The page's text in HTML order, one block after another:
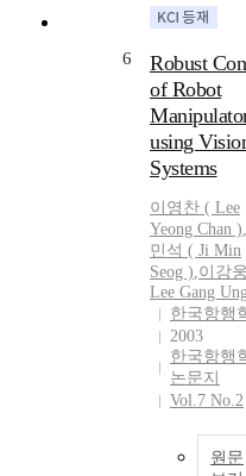
6
Robust
of Robot
using
Systems
이영찬 ( Lee
Yeong Chan ),
민석 ( Ji Min
Seog ),이강
Lee Gang
한국항행
2003
한국항행
논문지
Vol.7 No.2
원문